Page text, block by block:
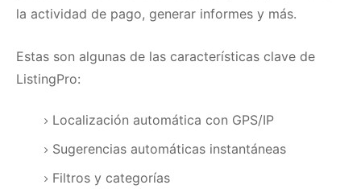
la actividad de pago, generar informes y más.
Estas son algunas de las características clave de
ListingPro:
Localización automática con GPS/IP
Sugerencias automáticas instantáneas
Filtros y categorías